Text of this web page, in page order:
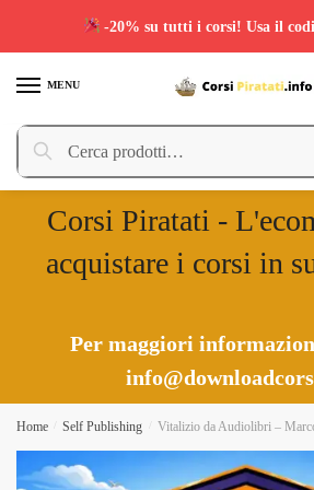
MENU
Cerca:
Cerca
Corsi Piratati -
acquistare i corsi in
Per maggiori
Home Self Publishing Vitalizio da Audiolibri –
-20% su tutti i corsi! Usa il